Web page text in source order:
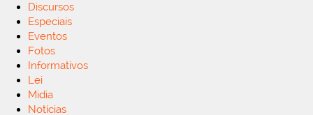
Discursos
Especiais
Eventos
Fotos
Informativos
Lei
Midia
Notícias